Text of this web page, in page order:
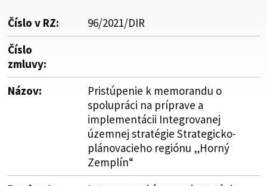
Číslo v RZ:
96/2021/DIR
Číslo
zmluvy:
Názov:
Pristúpenie k memorandu o
spolupráci na príprave a
implementácii Integrovanej
územnej stratégie Strategicko-
plánovacieho regiónu „Horný
Zemplín“